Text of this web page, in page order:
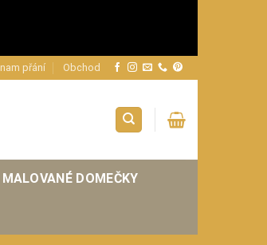
přání Obchod
MALOVANÉ DOMEČKY